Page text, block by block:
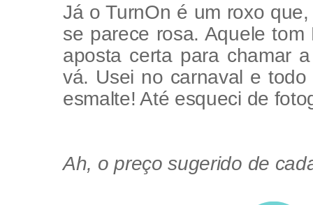
Já o TurnOn é um roxo
se parece rosa. Aquele
aposta certa para chamar
vá. Usei no carnaval e
esmalte! Até esqueci de
Ah, o preço sugerido de